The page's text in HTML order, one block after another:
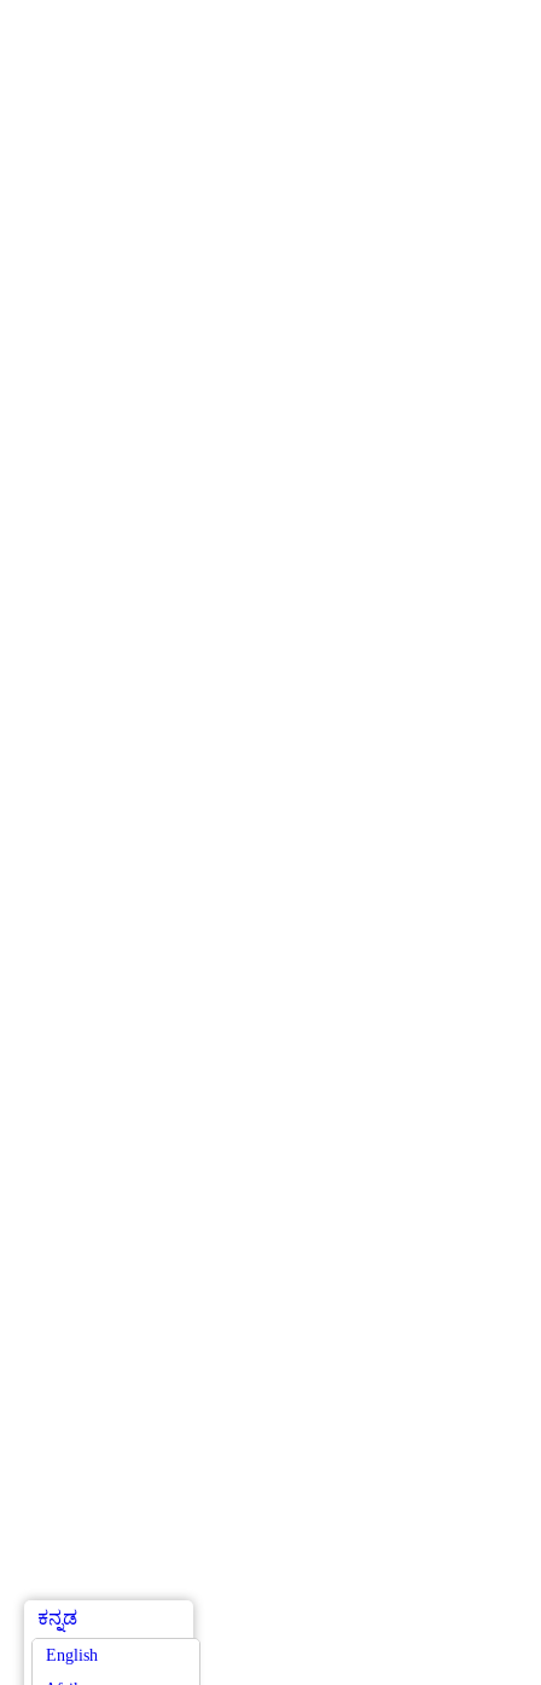
ಕನ್ನಡ
English